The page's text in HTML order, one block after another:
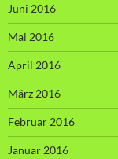
Juni 2016
Mai 2016
April 2016
März 2016
Februar 2016
Januar 2016